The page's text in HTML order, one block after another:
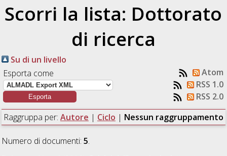
Scorri la lista: Dottorato
di ricerca
Su di un livello
Esporta come
Atom
RSS 1.0
RSS 2.0
Raggruppa per: Autore | Ciclo | Nessun raggruppamento
Numero di documenti:5.